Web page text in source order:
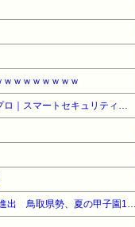
る資格もない お前や自
取ればいいじゃん 稼
ｗｗｗｗｗｗｗ